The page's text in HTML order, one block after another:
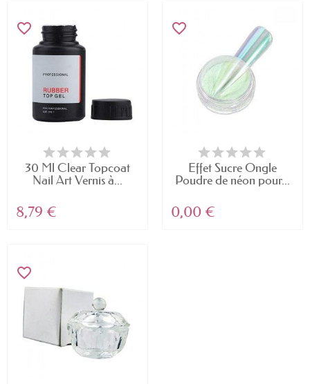
favorite_border
30 Ml Clear Topcoat
Nail Art Vernis à...
8,79 €
favorite_border
Effet Sucre Ongle
Poudre de néon pour...
0,00 €
favorite_border